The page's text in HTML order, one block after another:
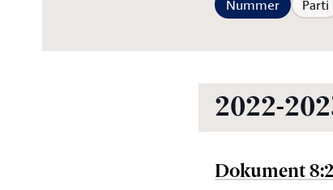
Nummer Parti
2022-
Dokument